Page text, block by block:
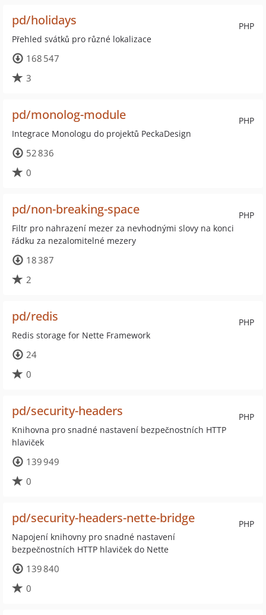
PHP
pd/holidays
Přehled svátků pro různé lokalizace
168 547
3
PHP
pd/monolog-module
Integrace Monologu do projektů PeckaDesign
52 836
0
PHP
pd/non-breaking-space
Filtr pro nahrazení mezer za nevhodnými slovy na konci
řádku za nezalomitelné mezery
18 387
2
PHP
pd/redis
Redis storage for Nette Framework
24
0
PHP
pd/security-headers
Knihovna pro snadné nastavení bezpečnostních HTTP
hlaviček
139 949
0
PHP
pd/security-headers-nette-bridge
Napojení knihovny pro snadné nastavení
bezpečnostních HTTP hlaviček do Nette
139 840
0